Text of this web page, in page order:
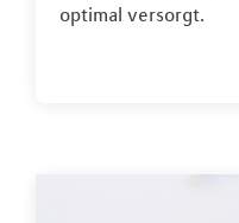
optimal versorgt.